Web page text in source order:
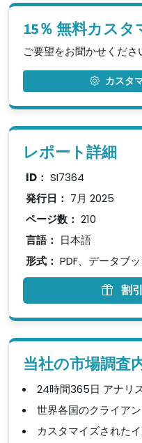
15％ 無料カスタ
ご要望をお聞かせくださ
カスタ
レポート詳細
ID： SI7364
発行日： 7月 2025
ページ数： 210
言語： 日本語
形式： PDF、データブ
割
当社の市場調査
24時間365日 アナリ
世界各国のクライアン
カスタマイズされた